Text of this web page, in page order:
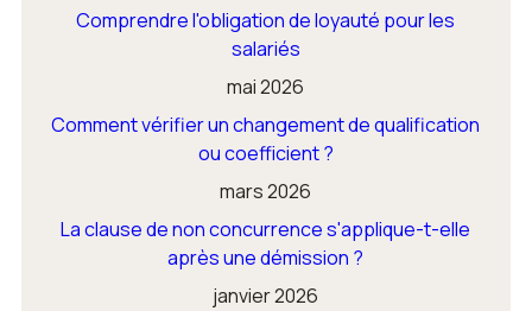
Comprendre l'obligation de loyauté pour les
salariés
mai 2026
Comment vérifier un changement de qualification
ou coefficient ?
mars 2026
La clause de non concurrence s'applique-t-elle
après une démission ?
janvier 2026